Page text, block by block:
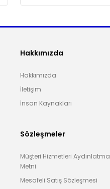
Hakkımızda
Hakkımızda
İletişim
İnsan Kaynakları
Sözleşmeler
Müşteri Hizmetleri Aydınlatma
Metni
Mesafeli Satış Sözleşmesi